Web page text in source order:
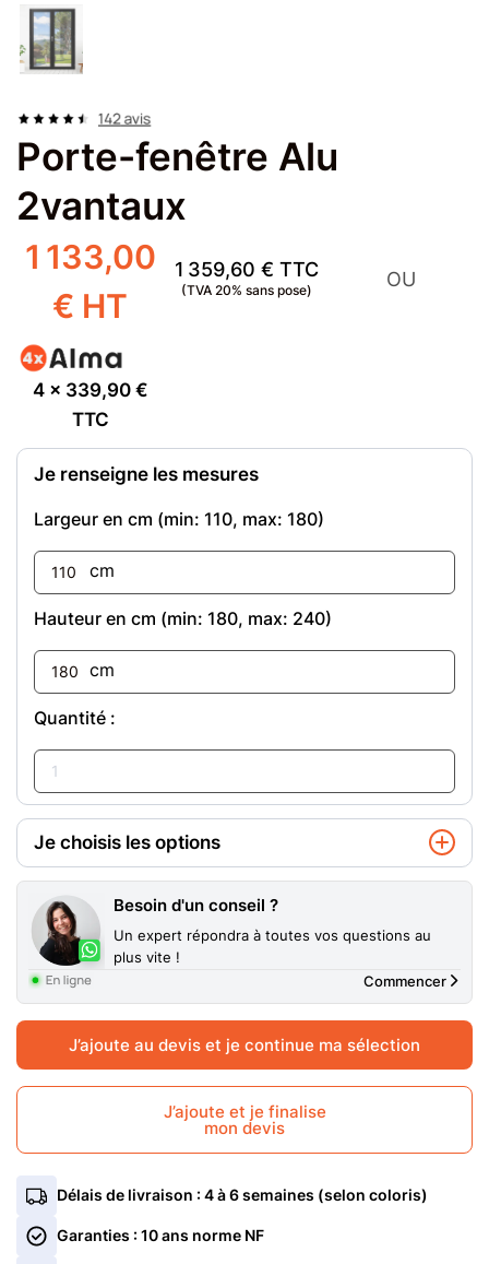
Porte-fenêtre Alu
2vantaux
1 133,00
€ HT
1 359,60 € TTC
(TVA 20% sans pose) OU
4 x 339,90€
TTC
Je renseigne les mesures
Largeur en cm (min: 110, max: 180)
cm
Hauteur en cm (min: 180, max: 240)
cm
Quantité :
Je choisis les options
Coloris extérieur Alu Blanc 9010 B
Gris anthracite 7016 FT
Coloris Intérieur Alu
En savoir plus sur le coloris intérieur
Type de pose En rénovation
Isolation Intérieure ALUSans isolation
4/20/4 Fe Argon
Traitement du vitrage (1 face)
Clair
Serrure à clé Sans
Besoin d'un conseil ?
Un expert répondra à toutes vos questions au
plus vite !
Commencer
J’ajoute au devis et je continue ma sélection
J’ajoute et je finalise
mon devis
Délais de livraison : 4 à 6 semaines (selon coloris)
Garanties : 10 ans norme NF